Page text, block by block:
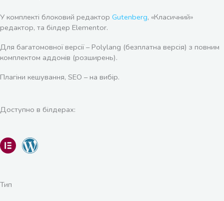
У комплекті блоковий редактор Gutenberg, «Класичний»
редактор, та білдер Elementor.
Для багатомовної версії – Polylang (безплатна версія) з повним
комплектом аддонів (розширень).
Плагіни кешування, SEO – на вибір.
Доступно в білдерах:
Тип